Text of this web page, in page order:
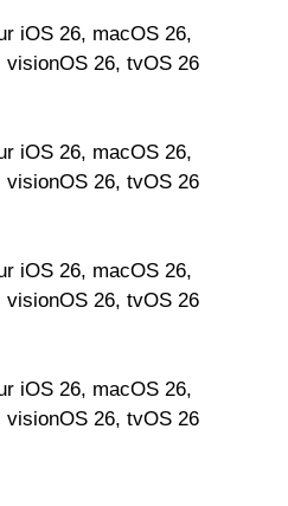
iOS 26, macOS 26,
visionOS 26, tvOS 26
iOS 26, macOS 26,
visionOS 26, tvOS 26
iOS 26, macOS 26,
visionOS 26, tvOS 26
iOS 26, macOS 26,
visionOS 26, tvOS 26